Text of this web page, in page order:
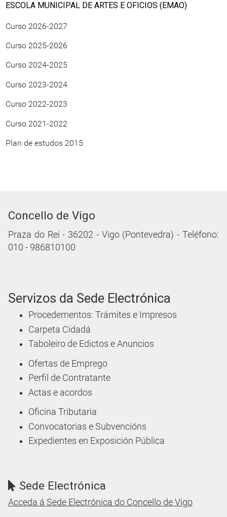
ESCOLA MUNICIPAL DE ARTES E OFICIOS (EMAO)
Curso 2026-2027
Curso 2025-2026
Curso 2024-2025
Curso 2023-2024
Curso 2022-2023
Curso 2021-2022
Plan de estudos 2015
Concello de Vigo
Praza do Rei - 36202 - Vigo (Pontevedra) - Teléfono:
010 - 986810100
Servizos da Sede Electrónica
Procedementos: Trámites e Impresos
Carpeta Cidadá
Taboleiro de Edictos e Anuncios
Ofertas de Emprego
Perfil de Contratante
Actas e acordos
Oficina Tributaria
Convocatorias e Subvencións
Expedientes en Exposición Pública
Sede Electrónica
Acceda á Sede Electrónica do Concello de Vigo